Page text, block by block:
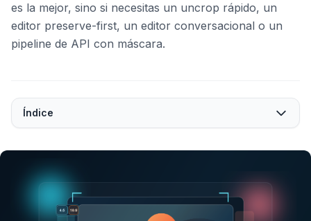
es la mejor, sino si necesitas un uncrop rápido, un
editor preserve-first, un editor conversacional o un
pipeline de API con máscara.
Índice